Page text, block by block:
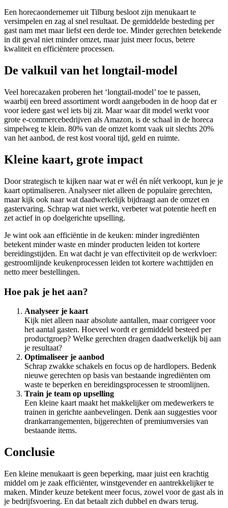
Een horecaondernemer uit Tilburg besloot zijn menukaart te
versimpelen en zag al snel resultaat. De gemiddelde besteding per
gast nam met maar liefst een derde toe. Minder gerechten betekende
in dit geval niet minder omzet, maar juist meer focus, betere
kwaliteit en efficiëntere processen.
De valkuil van het longtail-model
Veel horecazaken proberen het ‘longtail-model’ toe te passen,
waarbij een breed assortiment wordt aangeboden in de hoop dat er
voor iedere gast wel iets bij zit. Maar waar dit model werkt voor
grote e-commercebedrijven als Amazon, is de schaal in de horeca
simpelweg te klein. 80% van de omzet komt vaak uit slechts 20%
van het aanbod, de rest kost vooral tijd, geld en ruimte.
Kleine kaart, grote impact
Door strategisch te kijken naar wat er wél én níét verkoopt, kun je je
kaart optimaliseren. Analyseer niet alleen de populaire gerechten,
maar kijk ook naar wat daadwerkelijk bijdraagt aan de omzet en
gastervaring. Schrap wat niet werkt, verbeter wat potentie heeft en
zet actief in op doelgerichte upselling.
Je wint ook aan efficiëntie in de keuken: minder ingrediënten
betekent minder waste en minder producten leiden tot kortere
bereidingstijden. En wat dacht je van effectiviteit op de werkvloer:
gestroomlijnde keukenprocessen leiden tot kortere wachttijden en
netto meer bestellingen.
Hoe pak je het aan?
Analyseer je kaart
Kijk niet alleen naar absolute aantallen, maar corrigeer voor
het aantal gasten. Hoeveel wordt er gemiddeld besteed per
productgroep? Welke gerechten dragen daadwerkelijk bij aan
je resultaat?
Optimaliseer je aanbod
Schrap zwakke schakels en focus op de hardlopers. Bedenk
nieuwe gerechten op basis van bestaande ingrediënten om
waste te beperken en bereidingsprocessen te stroomlijnen.
Train je team op upselling
Een kleine kaart maakt het makkelijker om medewerkers te
trainen in gerichte aanbevelingen. Denk aan suggesties voor
drankarrangementen, bijgerechten of premiumversies van
bestaande items.
Conclusie
Een kleine menukaart is geen beperking, maar juist een krachtig
middel om je zaak efficiënter, winstgevender en aantrekkelijker te
maken. Minder keuze betekent meer focus, zowel voor de gast als in
je bedrijfsvoering. En dat betaalt zich dubbel en dwars terug.